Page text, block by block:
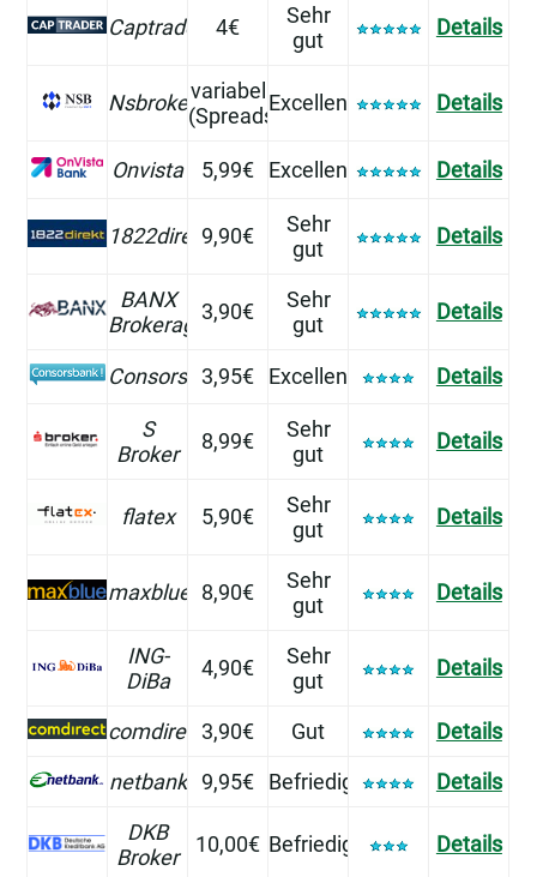
Captrader 4€
Sehr
gut
Details
Nsbrokervariabel
(Spreads)
Excellent Details
Onvista 5,99€ Excellent Details
1822direkt9,90€
Sehr
gut
Details
BANX
Brokerage
3,90€
Sehr
gut
Details
Consorsbank
3,95€ Excellent Details
S
Broker
8,99€
Sehr
gut
Details
flatex 5,90€
Sehr
gut
Details
maxblue 8,90€
Sehr
gut
Details
ING-
DiBa
4,90€
Sehr
gut
Details
comdirect3,90€ Gut
Details
netbank 9,95€ Befriedigend
Details
DKB
Broker
10,00€ Befriedigend Details